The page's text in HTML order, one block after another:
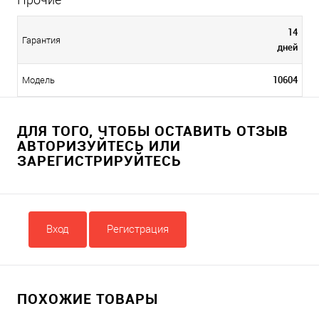
Гарантия
14
дней
Модель 10604
ДЛЯ ТОГО, ЧТОБЫ ОСТАВИТЬ ОТЗЫВ
АВТОРИЗУЙТЕСЬ ИЛИ
ЗАРЕГИСТРИРУЙТЕСЬ
Вход Регистрация
ПОХОЖИЕ ТОВАРЫ